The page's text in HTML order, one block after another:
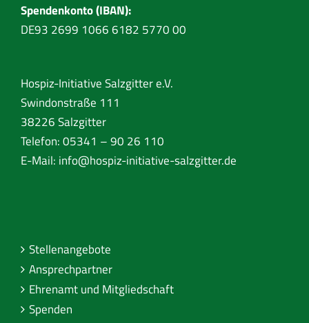
Spendenkonto (IBAN):
DE93 2699 1066 6182 5770 00
Hospiz-Initiative Salzgitter e.V.
Swindonstraße 111
38226 Salzgitter
Telefon: 05341 – 90 26 110
E-Mail: info@hospiz-initiative-salzgitter.de
Stellenangebote
Ansprechpartner
Ehrenamt und Mitgliedschaft
Spenden